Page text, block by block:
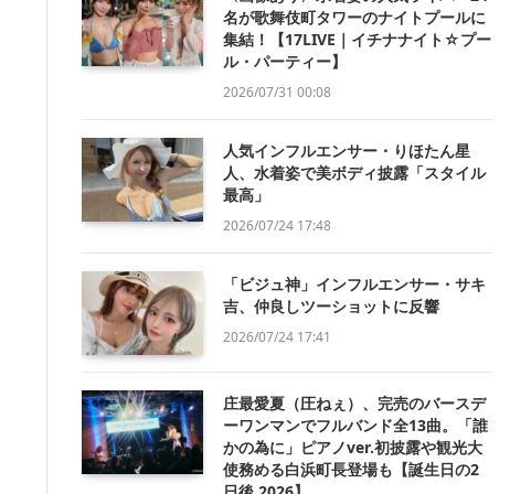
名が歌舞伎町タワーのナイトプールに
集結！【17LIVE｜イチナナイト☆プー
ル・パーティー】
2026/07/31 00:08
人気インフルエンサー・りほたん星
人、水着姿で美ボディ披露「スタイル
最高」
2026/07/24 17:48
「ビジュ神」インフルエンサー・サキ
吉、仲良しツーショットに反響
2026/07/24 17:41
庄最愛夏（圧ねぇ）、完売のバースデ
ーワンマンでフルバンド全13曲。「誰
かの為に」ピアノver.初披露や観光大
使務める白浜町長登場も【誕生日の2